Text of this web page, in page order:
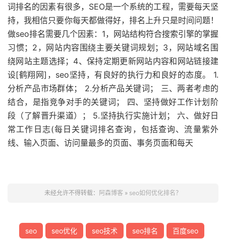
词排名的因素有很多，SEO是一个系统的工程，需要每天坚
持，我相信只要你每天都做得好，排名上升只是时间问题！
做seo排名需要几个因素：1，网站结构符合搜索引擎的掌握
习惯；2，网站内容围绕主要关键词规划；3，网站域名围
绕网站主题选择；4、保持定期更新网站内容和网站链接建
设[鹤翔网]，seo坚持，有良好的执行力和良好的态度。 1.
分析产品市场群体； 2.分析产品关键词； 三、两者考虑的
结合，是指竞争对手的关键词； 四、坚持做好工作计划阶
段（了解晋升渠道）； 5.坚持执行实施计划； 六、做好日
常工作日志(每日关键词排名查询，包括查询、流量紫外
线、输入页面、访问量最多的页面、事务页面和每天
未经允许不得转载： 阿森博客 » seo如何优化排名？
seo seo优化 seo技术 seo排名 百度seo